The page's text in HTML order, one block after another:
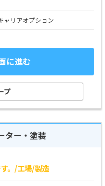
ャリアオプション
に進む
プ
ター・塗装
。/工場/製造